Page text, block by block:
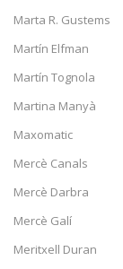
Marta R. Gustems
Martín Elfman
Martín Tognola
Martina Manyà
Maxomatic
Mercè Canals
Mercè Darbra
Mercè Galí
Meritxell Duran